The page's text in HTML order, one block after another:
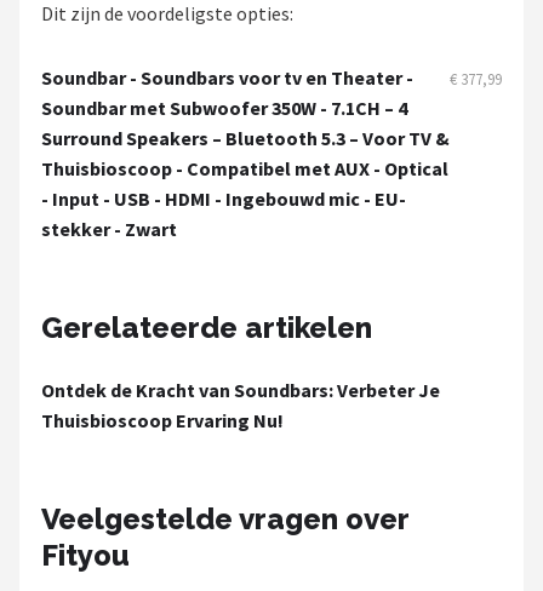
Dali
Ultimea
Carlinkit
Alle merken →
Dit zijn de voordeligste opties:
Soundbar - Soundbars voor tv en Theater -
Soundbar met Subwoofer 350W - 7.1CH – 4
Surround Speakers – Bluetooth 5.3 – Voor TV &
Thuisbioscoop - Compatibel met AUX - Optical
- Input - USB - HDMI - Ingebouwd mic - EU-
stekker - Zwart
€ 377,99
Gerelateerde artikelen
Ontdek de Kracht van Soundbars: Verbeter Je
Thuisbioscoop Ervaring Nu!
Veelgestelde vragen over
Fityou